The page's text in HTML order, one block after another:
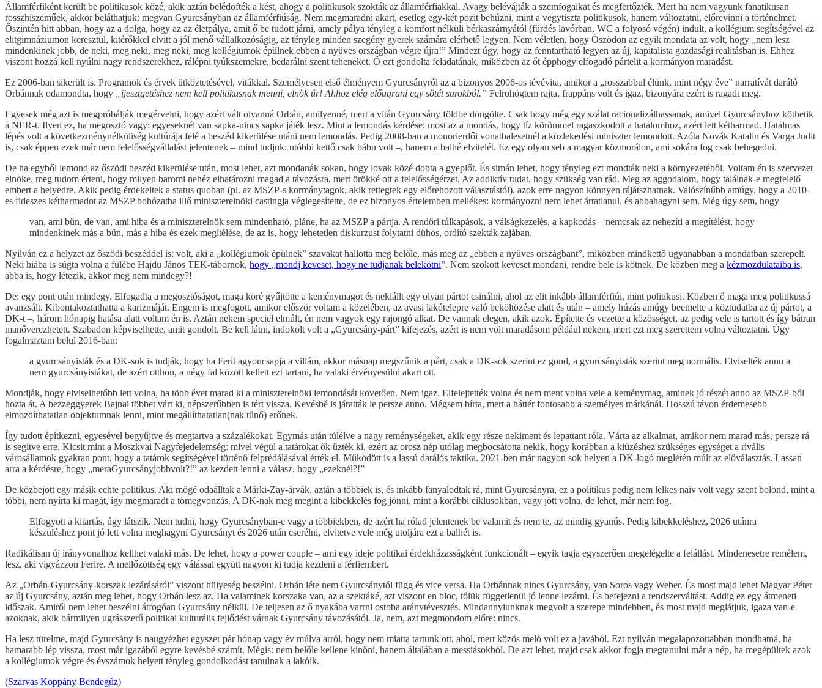
Államférfiként került be politikusok közé, akik aztán belédöfték a kést, ahogy a politikusok szokták az államférfiakkal. Avagy belévájták a szemfogaikat és megfertőzték. Mert ha nem vagyunk fanatikusan
rosszhiszeműek, akkor beláthatjuk: megvan Gyurcsányban az államférfiúság. Nem megmaradni akart, esetleg egy-két pozit behúzni, mint a vegytiszta politikusok, hanem változtatni, előrevinni a történelmet.
Őszintén hitt abban, hogy az a dolga, hogy az az életpálya, amit ő be tudott járni, amely pálya tényleg a komfort nélküli bérkaszárnyától (fürdés lavórban, WC a folyosó végén) indult, a kollégium segítségével az
elitgimnáziumon keresztül, kitérőkkel elvitt a jól menő vállalkozóságig, az tényleg minden szegény gyerek számára elérhető legyen. Nem véletlen, hogy Őszödön az egyik mondata az volt, hogy „nem lesz
mindenkinek jobb, de neki, meg neki, meg neki, meg kollégiumok épülnek ebben a nyüves országban végre újra!” Mindezt úgy, hogy az fenntartható legyen az új, kapitalista gazdasági realitásban is. Ehhez
viszont hozzá kell nyúlni nagy rendszerekhez, rálépni tyúkszemekre, bedarálni szent teheneket. Ő ezt gondolta feladatának, miközben az őt épphogy elfogadó pártelit a kormányon maradást.
Ez 2006-ban sikerült is. Programok és érvek ütköztetésével, vitákkal. Személyesen első élményem Gyurcsányról az a bizonyos 2006-os tévévita, amikor a „rosszabbul élünk, mint négy éve” narratívát daráló
Orbánnak odamondta, hogy
„ijesztgetéshez nem kell politikusnak menni, elnök úr! Ahhoz elég előugrani egy sötét sarokból.” Felröhögtem rajta, frappáns volt és igaz, bizonyára ezért is ragadt meg.
Egyesek még azt is megpróbálják megérvelni, hogy azért vált olyanná Orbán, amilyenné, mert a vitán Gyurcsány földbe döngölte. Csak hogy még egy szálat racionalizálhassanak, amivel Gyurcsányhoz köthetik
a NER-t. Ilyen ez, ha megosztó vagy: egyeseknél van sapka-nincs sapka játék lesz. Mint a lemondás kérdése: most az a mondás, hogy tíz körömmel ragaszkodott a hatalomhoz, azért lett kétharmad. Hatalmas
lépés volt a következménynélküliség kultúrája felé a beszéd kikerülése utáni nem lemondás. Pedig 2008-ban a monorierdői vonatbalesetnél a közlekedési miniszter lemondott. Azóta Novák Katalin és Varga Judit
is, csak éppen ezek már nem felelősségvállalást jelentenek – mind tudjuk: utóbbi kettő csak bábu volt –, hanem a balhé elvitelét. Ez egy olyan seb a magyar közmorálon, ami sokára fog csak behegedni.
De ha egyből lemond az őszödi beszéd kikerülése után, most lehet, azt mondanák sokan, hogy lovak közé dobta a gyeplőt. És simán lehet, hogy tényleg ezt mondták neki a környezetéből. Voltam én is szervezet
elnöke, meg tudom érteni, hogy milyen baromi nehéz elhatározni magad a távozásra, mert örökké ott a felelősségérzet. Az addiktív tudat, hogy szükség van rád. Meg az aggodalom, hogy találnak-e megfelelő
embert a helyedre. Akik pedig érdekeltek a status quoban (pl. az MSZP-s kormánytagok, akik rettegtek egy előrehozott választástól), azok erre nagyon könnyen rájátszhatnak. Valószínűbb amúgy, hogy a 2010-
es fideszes kétharmadot az MSZP bohózatba illő miniszterelnöki castingja véglegesítette, de ez bizonyos értelemben mellékes: kormányozni nem lehet ártatlanul, és abbahagyni sem. Még úgy sem, hogy
van, ami bűn, de van, ami hiba és a miniszterelnök sem mindenható, pláne, ha az MSZP a pártja. A rendőri túlkapások, a válságkezelés, a kapkodás – nemcsak az nehezíti a megítélést, hogy
mindenkinek más a bűn, más a hiba és ezek megítélése, de az is, hogy lehetetlen diskurzust folytatni dühös, ordító szekták zajában.
Nyilván ez a helyzet az őszödi beszéddel is: volt, aki a „kollégiumok épülnek” szavakat hallotta meg belőle, más meg az „ebben a nyüves országbant”, miközben mindkettő ugyanabban a mondatban szerepelt.
Neki hiába is súgta volna a fülébe Hajdu János TEK-tábornok, hogy „mondj keveset, hogy ne tudjanak belekötni”. Nem szokott keveset mondani, rendre bele is kötnek. De közben meg a kézmozdulataiba is,
abba is, hogy létezik, akkor meg nem mindegy?!
De: egy pont után mindegy. Elfogadta a megosztóságot, maga köré gyűjtötte a keménymagot és nekiállt egy olyan pártot csinálni, ahol az elit inkább államférfiúi, mint politikusi. Közben ő maga meg politikussá
avanzsált. Kibontakoztathatta a karizmáját. Engem is megfogott, amikor először voltam a közelében, az avasi lakótelepre való beköltözése alatt és után – amely húzás amúgy beemelte a köztudatba az új pártot, a
DK-t –, három hónapig hatása alatt voltam én is. Aztán nekem speciel elmúlt, én nem vagyok egy rajongó alkat. De vannak elegen, akik azok. Építette és vezette a közösséget, az pedig vele is tartott és így bátran
manőverezhetett. Szabadon képviselhette, amit gondolt. Be kell látni, indokolt volt a „Gyurcsány-párt” kifejezés, azért is nem volt maradásom például nekem, mert ezt meg szerettem volna változtatni. Úgy
fogalmaztam belül 2016-ban:
a gyurcsányisták és a DK-sok is tudják, hogy ha Ferit agyoncsapja a villám, akkor másnap megszűnik a párt, csak a DK-sok szerint ez gond, a gyurcsányisták szerint meg normális. Elviselték anno a
nem gyurcsányistákat, de azért otthon, a négy fal között kellett ezt tartani, ha valaki érvényesülni akart ott.
Mondják, hogy elviselhetőbb lett volna, ha több évet marad ki a miniszterelnöki lemondását követően. Nem igaz. Elfelejtették volna és nem ment volna vele a keménymag, aminek jó részét anno az MSZP-ből
hozta át. A bezzeggyerek Bajnai többet várt ki, népszerűbben is tért vissza. Kevésbé is járatták le persze anno. Mégsem bírta, mert a háttér fontosabb a személyes márkánál. Hosszú távon érdemesebb
elmozdíthatatlan objektumnak lenni, mint megállíthatatlan(nak tűnő) erőnek.
Így tudott építkezni, egyesével begyűjtve és megtartva a százalékokat. Egymás után túlélve a nagy reménységeket, akik egy része nekiment és lepattant róla. Várta az alkalmat, amikor nem marad más, persze rá
is segítve erre. Kicsit mint a Moszkvai Nagyfejedelemség: mivel végül a tatárokat ők űzték ki, ezért az orosz nép utólag megbocsátotta nekik, hogy korábban a kiűzéshez szükséges egységet a rivális
városállamok gyakran pont, hogy a tatárok segítségével történő felprédálásával érték el. Működött is a lassú darálós taktika. 2021-ben már nagyon sok helyen a DK-logó meglétén múlt az előválasztás. Lassan
arra a kérdésre, hogy „meraGyurcsányjobbvolt?!” az kezdett lenni a válasz, hogy „ezeknél?!”
De közbejött egy másik echte politikus. Aki mögé odaálltak a Márki-Zay-árvák, aztán a többiek is, és inkább fanyalodtak rá, mint Gyurcsányra, ez a politikus pedig nem lelkes naiv volt vagy szent bolond, mint a
többi, nem nyírta ki magát, így megmaradt a tömegvonzás. A DK-nak meg megint a kibekkelés fog jönni, mint a korábbi ciklusokban, vagy jött volna, de lehet, már nem fog.
Elfogyott a kitartás, úgy látszik. Nem tudni, hogy Gyurcsányban-e vagy a többiekben, de azért ha rólad jelentenek be valamit és nem te, az mindig gyanús. Pedig kibekkeléshez, 2026 utánra
készüléshez pont jó lett volna meghagyni Gyurcsányt és 2026 után cserélni, elvitetve vele még utoljára ezt a balhét is.
Radikálisan új irányvonalhoz kellhet valaki más. De lehet, hogy a power couple – ami egy ideje politikai érdekházasságként funkcionált – egyik tagja egyszerűen megelégelte a felállást. Mindenesetre remélem,
lesz, aki vigyázzon Ferire. A mellőzöttség egy válással együtt nagyon ki tudja kezdeni a férfiembert.
Az „Orbán-Gyurcsány-korszak lezárásáról” viszont hülyeség beszélni. Orbán léte nem Gyurcsánytól függ és vice versa. Ha Orbánnak nincs Gyurcsány, van Soros vagy Weber. És most majd lehet Magyar Péter
az új Gyurcsány, aztán meg lehet, hogy Orbán lesz az. Ha valaminek korszaka van, az a szektáké, azt viszont en bloc, tőlük függetlenül jó lenne lezárni. És befejezni a rendszerváltást. Addig ez egy átmeneti
időszak. Amiről nem lehet beszélni átfogóan Gyurcsány nélkül. De teljesen az ő nyakába varrni ostoba aránytévesztés. Mindannyiunknak megvolt a szerepe mindebben, és most majd meglátjuk, igaza van-e
azoknak, akik bármilyen ugrásszerű politikai kulturális fejlődést várnak Gyurcsány távozásától. Ja, nem, azt megmondom előre: nincs.
Ha lesz türelme, majd Gyurcsány is naugyézhet egyszer pár hónap vagy év múlva arról, hogy nem miatta tartunk ott, ahol, mert közös meló volt ez a javából. Ezt nyilván megalapozottabban mondhatná, ha
hamarabb lép vissza, most már igazából egyre kevésbé számít. Mégis: nem belőle kellene kinőni, hanem általában a messiásokból. De azt lehet, majd csak akkor fogja megtanulni már a nép, ha megépültek azok
a kollégiumok végre és évszámok helyett tényleg gondolkodást tanulnak a lakóik.
(Szarvas Koppány Bendegúz)